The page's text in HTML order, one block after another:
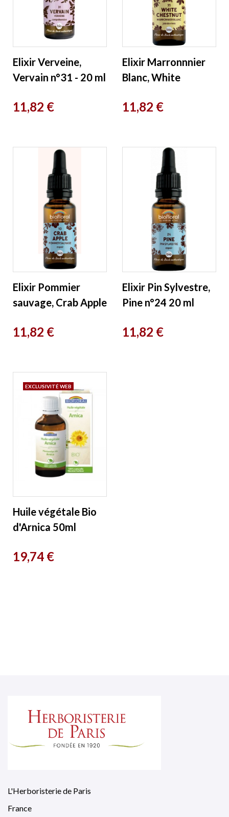
Elixir Verveine,
Vervain n°31 - 20 ml
Prix
11,82 €
Elixir Marronnnier
Blanc, White
ml Biofloral
Prix
11,82 €
Elixir Pommier
sauvage, Crab Apple
Prix
11,82 €
Elixir Pin Sylvestre,
Pine n°24 20 ml
Prix
11,82 €
Huile végétale Bio
d'Arnica 50ml
Prix
19,74 €
EXCLUSIVITÉ WEB
L'Herboristerie de Paris
France